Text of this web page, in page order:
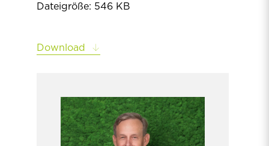
Dateigröße: 546 KB
Download